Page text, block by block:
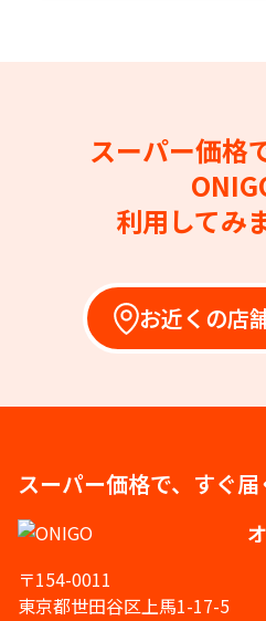
スーパー価格
利用してみ
お近くの店
スーパー価格で、すぐ届
〒154-0011
東京都世田谷区上馬1-17-5